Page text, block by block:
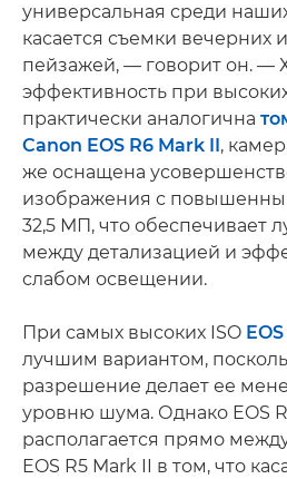
универсальная среди
касается съемки вечерних
пейзажей, — говорит он. —
эффективность при
практически аналогична
Canon EOS R6 Mark II ,
же оснащена
изображения с
32,5 МП, что обеспечивает
между детализацией и
слабом освещении.
При самых высоких ISO
лучшим вариантом,
разрешение делает ее
уровню шума. Однако EOS
располагается прямо
EOS R5 Mark II в том, что